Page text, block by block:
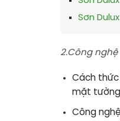
Sơn
2.Công nghệ
Cách
mặt
Công